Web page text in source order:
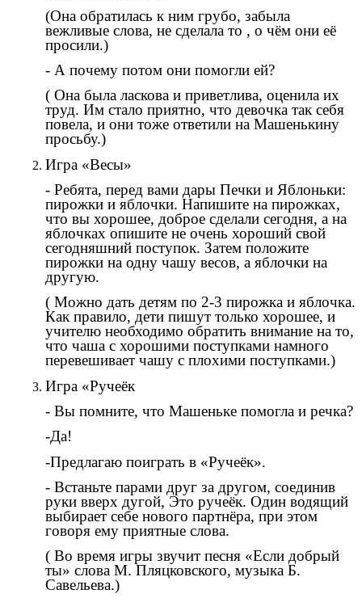
(Она обратилась к ним грубо, забыла
вежливые слова, не сделала то , о чём они её
просили.)
- А почему потом они помогли ей?
( Она была ласкова и приветлива, оценила их
труд. Им стало приятно, что девочка так себя
повела, и они тоже ответили на Машенькину
просьбу.)
Игра «Весы»
- Ребята, перед вами дары Печки и Яблоньки:
пирожки и яблочки. Напишите на пирожках,
что вы хорошее, доброе сделали сегодня, а на
яблочках опишите не очень хороший свой
сегодняшний поступок. Затем положите
пирожки на одну чашу весов, а яблочки на
другую.
( Можно дать детям по 2-3 пирожка и яблочка.
Как правило, дети пишут только хорошее, и
учителю необходимо обратить внимание на то,
что чаша с хорошими поступками намного
перевешивает чашу с плохими поступками.)
Игра «Ручеёк
- Вы помните, что Машеньке помогла и речка?
-Да!
-Предлагаю поиграть в «Ручеёк».
- Встаньте парами друг за другом, соединив
руки вверх дугой, Это ручеёк. Один водящий
выбирает себе нового партнёра, при этом
говоря ему приятные слова.
( Во время игры звучит песня «Если добрый
ты» слова М. Пляцковского, музыка Б.
Савельева.)